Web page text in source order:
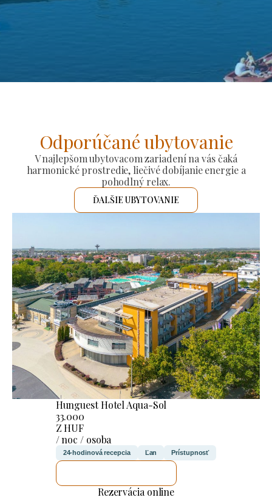
Odporúčané ubytovanie
V najlepšom ubytovacom zariadení na vás čaká
harmonické prostredie, liečivé dobíjanie energie a
pohodlný relax.
ĎALŠIE UBYTOVANIE
Hunguest Hotel Aqua-Sol
33.000
Z HUF
/ noc / osoba
24-hodinová recepcia Ľan Prístupnosť
Rezervácia online